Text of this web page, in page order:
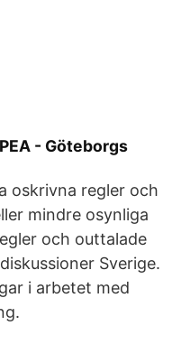
- Göteborgs
oskrivna regler och
mindre osynliga
och outtalade
Sverige.
i arbetet med